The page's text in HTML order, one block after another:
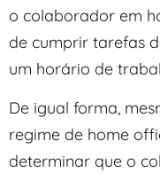
o colaborador em
de cumprir tarefas
um horário de
De igual forma,
regime de home
determinar que o